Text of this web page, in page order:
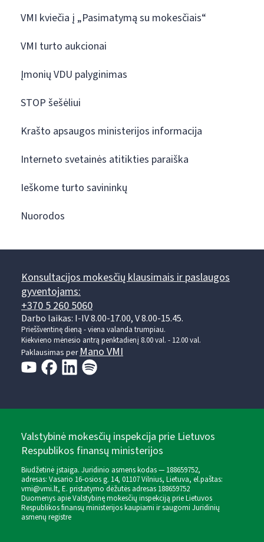
VMI kviečia į „Pasimatymą su mokesčiais“
VMI turto aukcionai
Įmonių VDU palyginimas
STOP šešėliui
Krašto apsaugos ministerijos informacija
Interneto svetainės atitikties paraiška
Ieškome turto savininkų
Nuorodos
Konsultacijos mokesčių klausimais ir paslaugos
gyventojams:
+370 5 260 5060
Darbo laikas: I-IV 8.00-17.00, V 8.00-15.45.
Prieššventinę dieną - viena valanda trumpiau.
Kiekvieno mėnesio antrą penktadienį 8.00 val. - 12.00 val.
Paklausimas perMano VMI
Valstybinė mokesčių inspekcija prie Lietuvos
Respublikos finansų ministerijos
Biudžetinė įstaiga. Juridinio asmens kodas — 188659752,
adresas: Vasario 16-osios g. 14, 01107 Vilnius, Lietuva, el.paštas:
vmi@vmi.lt, E. pristatymo dėžutės adresas 188659752
Duomenys apie Valstybinę mokesčių inspekciją prie Lietuvos
Respublikos finansų ministerijos kaupiami ir saugomi Juridinių
asmenų registre